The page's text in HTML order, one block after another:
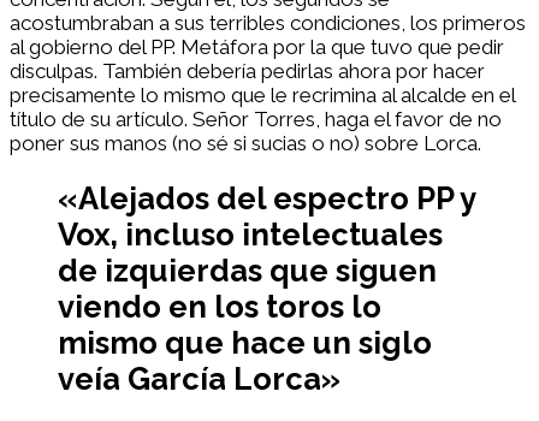
acostumbraban a sus terribles condiciones, los primeros
al gobierno del PP. Metáfora por la que tuvo que pedir
disculpas. También debería pedirlas ahora por hacer
precisamente lo mismo que le recrimina al alcalde en el
título de su artículo. Señor Torres, haga el favor de no
poner sus manos (no sé si sucias o no) sobre Lorca.
«Alejados del espectro PP y
Vox, incluso intelectuales
de izquierdas que siguen
viendo en los toros lo
mismo que hace un siglo
veía García Lorca»